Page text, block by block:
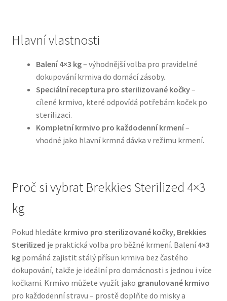
Natural Trainer pro psy — Italské krmivo s
Happy Dog — Německá kvalita a přirozené složení
Hill’s pro psy
Hračky pro psy
N&D Farmina pro psy — Italské holistic krmivo
Oblečky pro psy
Pamlsky pro psy
Pelíšky pro psy
Ortopedické pelíšky
Hlavní vlastnosti
Balení 4×3 kg– výhodnější volba pro pravidelné
dokupování krmiva do domácí zásoby.
Speciální receptura pro sterilizované kočky–
cílené krmivo, které odpovídá potřebám koček po
sterilizaci.
Kompletní krmivo pro každodenní krmení–
vhodné jako hlavní krmná dávka v režimu krmení.
Proč si vybrat Brekkies Sterilized 4×3
kg
Pokud hledáte krmivo pro sterilizované kočky, Brekkies
Sterilized je praktická volba pro běžné krmení. Balení4×3
kgpomáhá zajistit stálý přísun krmiva bez častého
dokupování, takže je ideální pro domácnosti s jednou i více
kočkami. Krmivo můžete využít jako granulované krmivo
pro každodenní stravu – prostě doplňte do misky a